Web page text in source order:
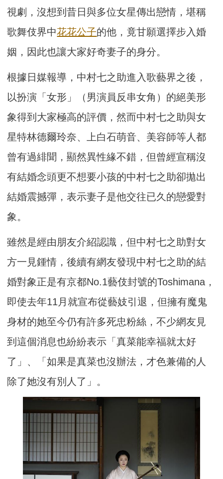
視劇，沒想到昔日與多位女星傳出戀情，堪稱
歌舞伎界中花花公子的他，竟甘願選擇步入婚
姻，因此也讓大家好奇妻子的身分。
根據日媒報導，中村七之助進入歌藝界之後，
以扮演「女形」（男演員反串女角）的絕美形
象得到大家極高的評價，然而中村七之助與女
星特林德爾玲奈、上白石萌音、美容師等人都
曾有過緋聞，顯然異性緣不錯，但曾經宣稱沒
有結婚念頭更不想要小孩的中村七之助卻拋出
結婚震撼彈，表示妻子是他交往已久的戀愛對
象。
雖然是經由朋友介紹認識，但中村七之助對女
方一見鍾情，後續有網友發現中村七之助的結
婚對象正是有京都No.1藝伎封號的Toshimana，
即使去年11月就宣布從藝妓引退，但擁有魔鬼
身材的她至今仍有許多死忠粉絲，不少網友見
到這個消息也紛紛表示「真菜能幸福就太好
了」、「如果是真菜也沒辦法，才色兼備的人
除了她沒有別人了」。